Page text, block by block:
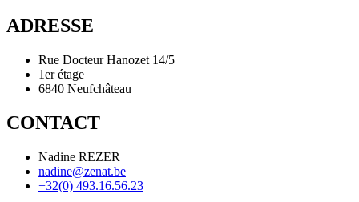
ADRESSE
Rue Docteur Hanozet 14/5
1er étage
6840 Neufchâteau
CONTACT
Nadine REZER
nadine@zenat.be
+32(0) 493.16.56.23